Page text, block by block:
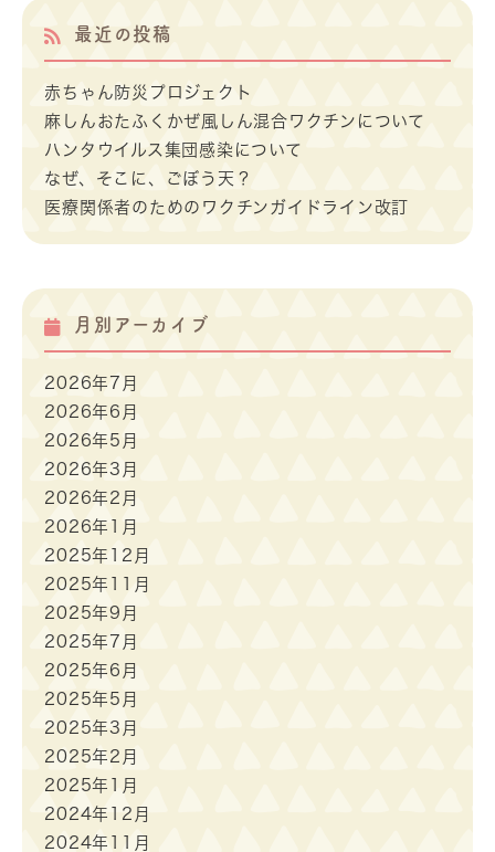
最近の投稿
赤ちゃん防災プロジェクト
麻しんおたふくかぜ風しん混合ワクチンについて
ハンタウイルス集団感染について
なぜ、そこに、ごぼう天？
医療関係者のためのワクチンガイドライン改訂
月別アーカイブ
2026年7月
2026年6月
2026年5月
2026年3月
2026年2月
2026年1月
2025年12月
2025年11月
2025年9月
2025年7月
2025年6月
2025年5月
2025年3月
2025年2月
2025年1月
2024年12月
2024年11月